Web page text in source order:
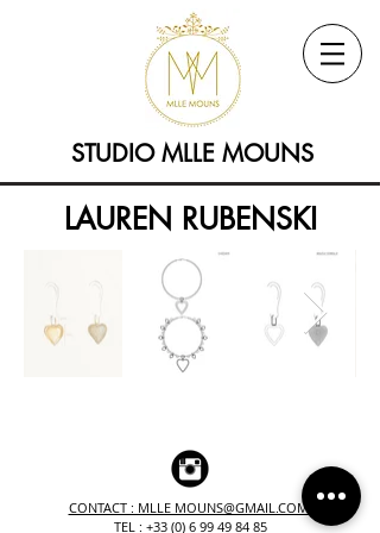
STUDIO MLLE MOUNS
LAUREN RUBENSKI
CONTACT : MLLE MOUNS@GMAIL.COM
TEL : +33 (0) 6 99 49 84 85